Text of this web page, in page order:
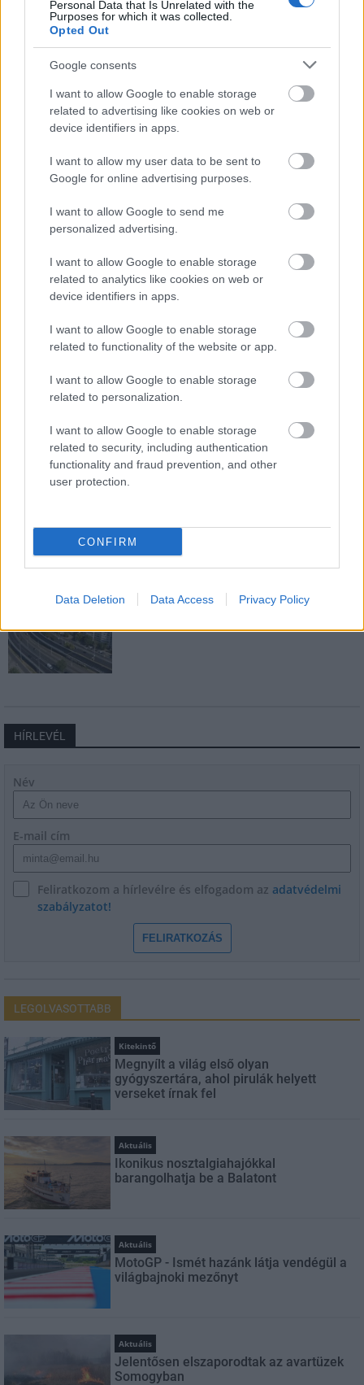
Personal Data that Is Unrelated with the
Purposes for which it was collected.
Opted Out
Google consents
I want to allow Google to enable storage
related to advertising like cookies on web or
device identifiers in apps.
I want to allow my user data to be sent to
Google for online advertising purposes.
I want to allow Google to send me
personalized advertising.
I want to allow Google to enable storage
related to analytics like cookies on web or
device identifiers in apps.
I want to allow Google to enable storage
related to functionality of the website or app.
I want to allow Google to enable storage
related to personalization.
I want to allow Google to enable storage
related to security, including authentication
functionality and fraud prevention, and other
user protection.
CONFIRM
Data Deletion Data Access Privacy Policy
Történelmi táj, amelynek minden köve mesél –
megújul a tatai Angolkert
A projekt részeként megújulnak a területen található
műemlékek, köztük a különleges Műromok, valamint a közeli
Várkanyarban álló Nepomuki Szent János híd és szobor is.
M1 bővítés: már zajlik a teljesen új
Bicske Kelet csomópont építése
Új gyalogosátkelők és jelzőlámpás
csomópont épül Angyalföldön
Hódmezővásárhely jó hírű református
iskoláját
Látványos építési szakasz indult be a
HÍRLEVÉL
Név
E-mail cím
Feliratkozom a hírlevélre és elfogadom az adatvédelmi
szabályzatot!
FELIRATKOZÁS
LEGOLVASOTTABB
Kitekintő
Megnyílt a világ első olyan
gyógyszertára, ahol pirulák helyett
verseket írnak fel
Aktuális
Ikonikus nosztalgiahajókkal
barangolhatja be a Balatont
Aktuális
MotoGP - Ismét hazánk látja vendégül a
világbajnoki mezőnyt
Aktuális
Jelentősen elszaporodtak az avartüzek
Somogyban